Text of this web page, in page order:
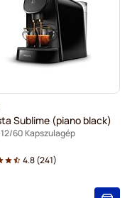
Sublime (piano black)
60 Kapszulagép
4.8(241)